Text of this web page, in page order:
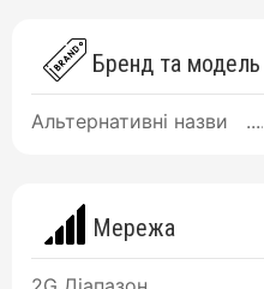
Бренд та модель
Альтернативні назви
Мережа